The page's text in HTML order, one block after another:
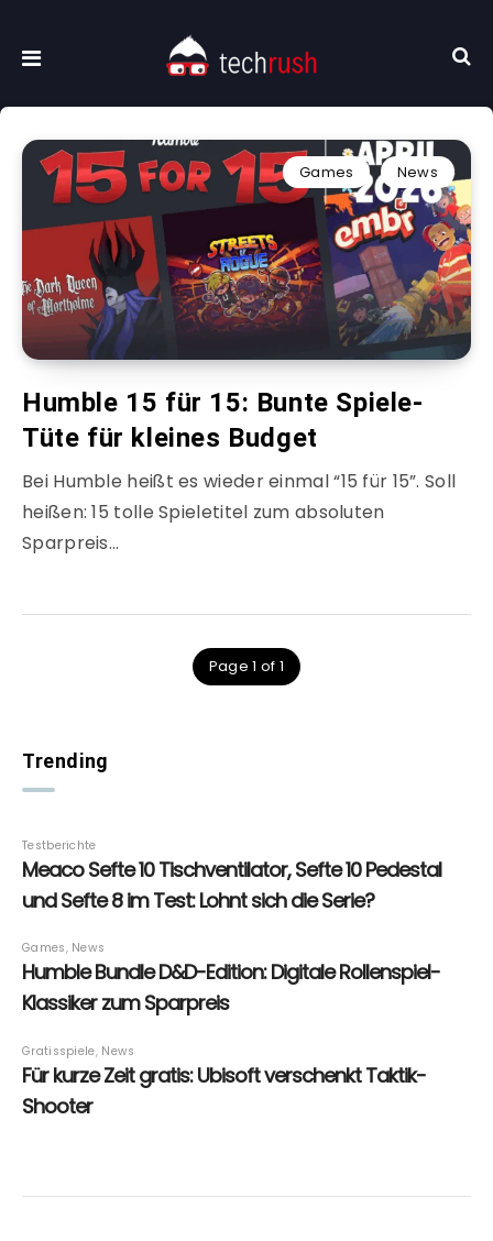
Games News
Humble 15 für 15: Bunte Spiele-
Tüte für kleines Budget
Bei Humble heißt es wieder einmal “15 für 15”. Soll
heißen: 15 tolle Spieletitel zum absoluten
Sparpreis…
Page 1 of 1
Trending